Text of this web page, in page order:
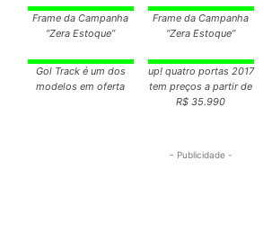
Frame da Campanha
“Zera Estoque”
Frame da Campanha
“Zera Estoque”
Gol Track é um dos
modelos em oferta
up! quatro portas 2017
tem preços a partir de
R$ 35.990
- Publicidade -